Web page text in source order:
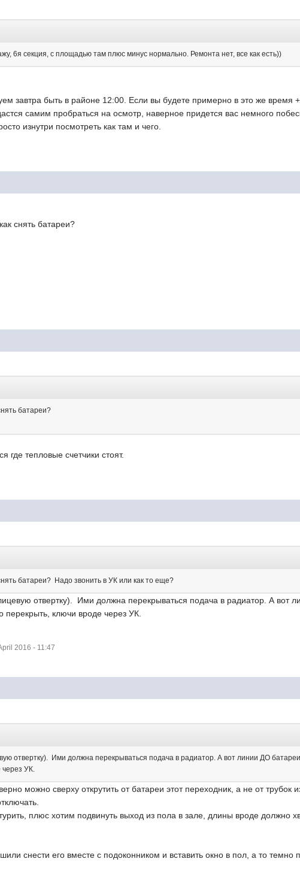
6я секция, с площадью там плюс минус нормально. Ремонта нет, все как есть))
завтра быть в районе 12:00. Если вы будете примерно в это же время
самим пробраться на осмотр, наверное придется вас немного
изнутри посмотреть как там и чего.
снять батареи?
батареи?
тепловые счетчики стоят.
батареи? Надо звонить в УК или как то еще?
отвертку). Ими должна перекрываться подача в радиатор. А вот
ключи вроде через УК.
2016 - 11:47
отвертку). Ими должна перекрываться подача в радиатор. А вот линии ДО батареи
УК.
можно сверху открутить от батареи этот переходник, а не от трубок
плюс хотим подвинуть выход из пола в зале, длины вроде должно
снести его вместе с подоконником и вставить окно в пол, а то темно